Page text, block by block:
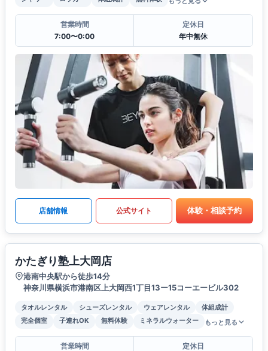
営業時間
7:00〜0:00
定休日
年中無休
店舗情報 公式サイト 体験・相談予約
かたぎり塾上大岡店
港南中央駅から徒歩14分
神奈川県横浜市港南区上大岡西1丁目13ー15コーエービル302
タオルレンタル シューズレンタル ウェアレンタル
体組成計
完全個室
子連れOK 無料体験 ミネラルウォーター もっと見る
営業時間
定休日